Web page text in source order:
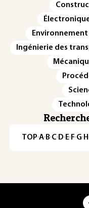
Ingénierie des
TOP·A·B·C· D· E· F·G· H